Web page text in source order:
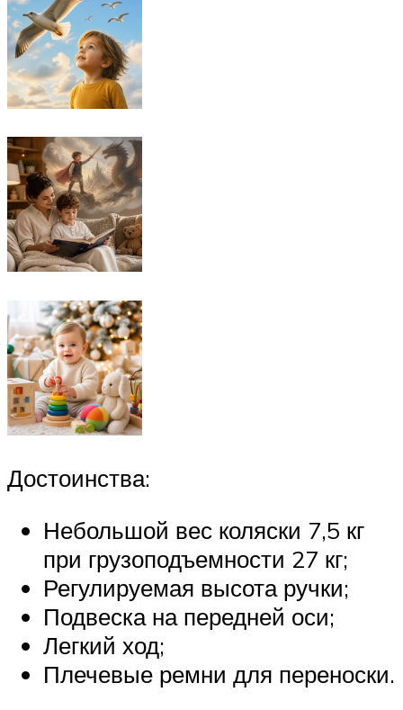
Достоинства:
Небольшой вес коляски 7,5 кг
при грузоподъемности 27 кг;
Регулируемая высота ручки;
Подвеска на передней оси;
Легкий ход;
Плечевые ремни для переноски.